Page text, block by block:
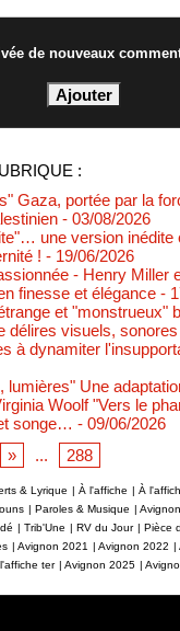
de nouveaux
:
Gaza, portée par la
- 03/08/2026
une version inédite
! - 19/06/2026
- Henry Miller
finesse et élégance -
et "monstrueux"
délires visuels,
à dynamiter
lumières" Une
Woolf "Vers le
songe… - 09/06/2026
» ... 288
& Lyrique | À l'affiche | À
| Paroles & Musique |
| Trib'Une | RV du Jour | Pièce
| Avignon 2021 | Avignon 2022 |
ter | Avignon 2025 |